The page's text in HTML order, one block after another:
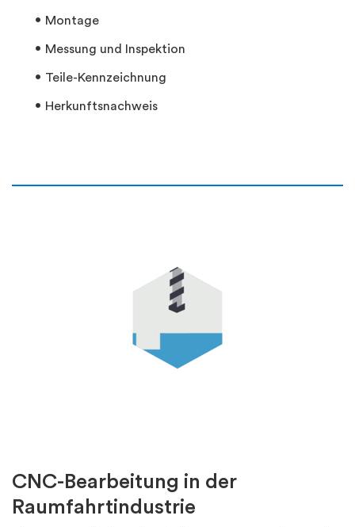
Montage
Messung und Inspektion
Teile-Kennzeichnung
Herkunftsnachweis
CNC-Bearbeitung in der
Raumfahrtindustrie